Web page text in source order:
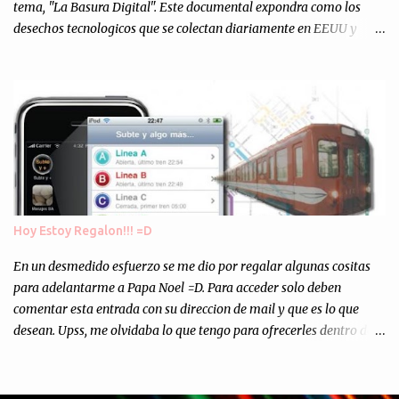
tema, "La Basura Digital". Este documental expondra como los
desechos tecnologicos que se colectan diariamente en EEUU y
Asi, todos los residuos sonincinerados produciendo lo que los
ambientalistas llaman "La Pesadilla de la Edad Cibernetica". La
transmision es el Domingo 2 de diciembre a las 21:00 hs. Me
parecio muy interesante, no creo que lo pueda ver por la hora, asi
que los comentarios los dejo en sus manos...
Hoy Estoy Regalon!!! =D
En un desmedido esfuerzo se me dio por regalar algunas cositas
para adelantarme a Papa Noel =D. Para acceder solo deben
comentar esta entrada con su direccion de mail y que es lo que
desean. Upss, me olvidaba lo que tengo para ofrecerles dentro de
del Sr. Angel Traversi de AMT Desarrollos * 7 Invitaciones para